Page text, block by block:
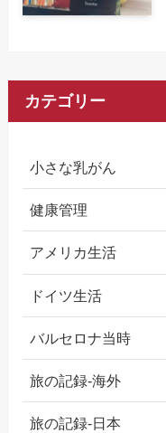
カテゴリー
小さな乳がん
健康管理
アメリカ生活
ドイツ生活
バルセロナ当時
旅の記録-海外
旅の記録-日本